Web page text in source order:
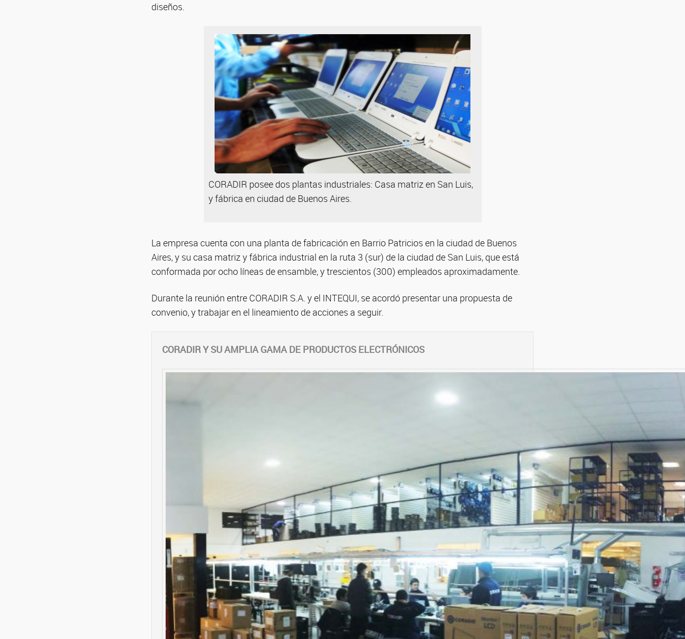
diseños.
CORADIR posee dos plantas industriales: Casa matriz en San Luis,
y fábrica en ciudad de Buenos Aires.
La empresa cuenta con una planta de fabricación en Barrio Patricios en la ciudad de Buenos
Aires, y su casa matriz y fábrica industrial en la ruta 3 (sur) de la ciudad de San Luis, que está
conformada por ocho líneas de ensamble, y trescientos (300) empleados aproximadamente.
Durante la reunión entre CORADIR S.A. y el INTEQUI, se acordó presentar una propuesta de
convenio, y trabajar en el lineamiento de acciones a seguir.
CORADIR Y SU AMPLIA GAMA DE PRODUCTOS ELECTRÓNICOS